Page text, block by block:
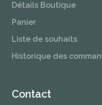
Détails Boutique
Panier
Liste de souhaits
Historique des
Contact